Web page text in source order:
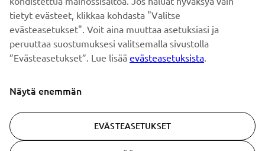
Lue tietosuojakäytäntömme saadaksesi tietää, miten
käsittelemme henkilötietojasi:
Tietosuoja ja evästeet -sivustolta
© Copyright - 2026 Yamaha Motor Europe N.V. - All Rights
tietyt evästeet, klikkaa kohdasta "Valitse
evästeasetukset". Voit aina muuttaa asetuksiasi ja
peruuttaa suostumuksesi valitsemalla sivustolla
”Evästeasetukset”. Lue lisää evästeasetuksista.
Näytä enemmän
EVÄSTEASETUKSET